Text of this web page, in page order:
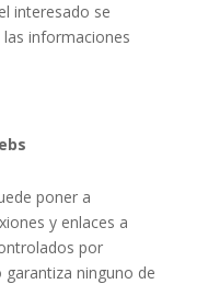
interesado se
informaciones
poner a
y enlaces a
por
garantiza ninguno de